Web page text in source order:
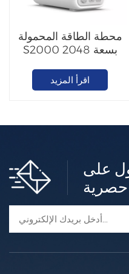
محطة الطاقة المحمولة
S2000 بسعة 2048
اقرأ المزيد
على